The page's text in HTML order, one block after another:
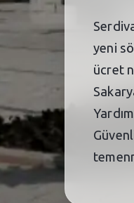
yeni
ücret